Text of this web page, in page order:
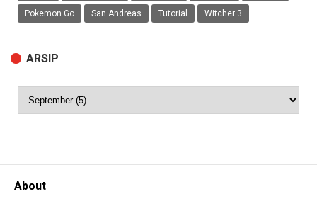
Pokemon Go San Andreas Tutorial Witcher 3
ARSIP
About